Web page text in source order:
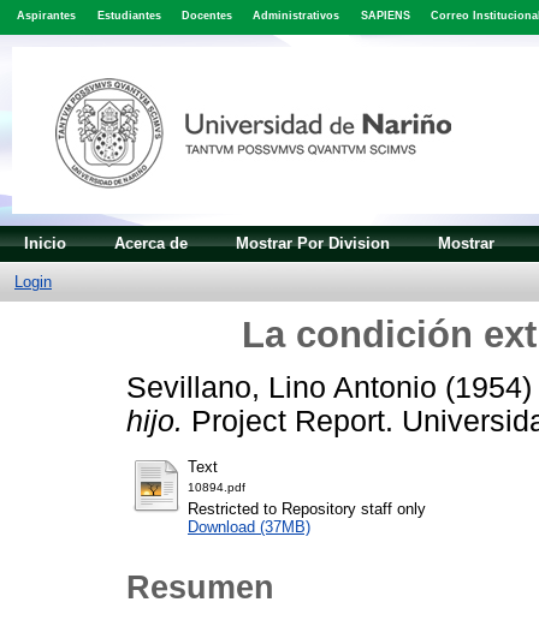
Aspirantes Estudiantes Docentes Administrativos SAPIENS Correo
Inicio Acerca de Mostrar Por Division Mostrar
Login
La condición
Sevillano, Lino Antonio (1954)
hijo. Project Report.
Text
10894.pdf
Restricted to Repository staff only
Download (37MB)
Resumen